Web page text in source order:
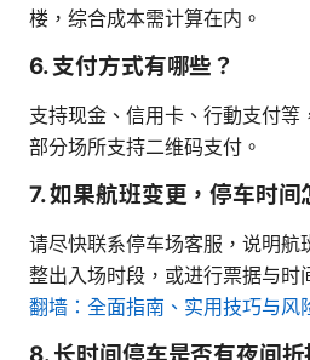
楼，综合成本需计算在内。
6. 支付方式有哪些？
支持现金、信用卡、行動支付等
部分场所支持二维码支付。
7. 如果航班变更，停车时间
请尽快联系停车场客服，说明航
整出入场时段，或进行票据与时
翻墙：全面指南、实用技巧与风
8. 长时间停车是否有夜间折